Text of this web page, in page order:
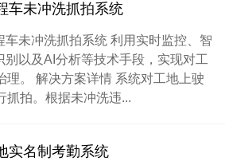
车未冲洗抓拍系统
车未冲洗抓拍系统 利用实时监控、智
别以及AI分析等技术手段，实现对工
理。 解决方案详情 系统对工地上驶
抓拍。根据未冲洗违...
实名制考勤系统